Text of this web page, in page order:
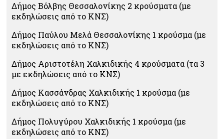
Δήμος Βόλβης Θεσσαλονίκης 2 κρούσματα (με
εκδηλώσεις από το ΚΝΣ)
Δήμος Παύλου Μελά Θεσσαλονίκης 1 κρούσμα (με
εκδηλώσεις από το ΚΝΣ)
Δήμος Αριστοτέλη Χαλκιδικής 4 κρούσματα (τα 3
με εκδηλώσεις από το ΚΝΣ)
Δήμος Κασσάνδρας Χαλκιδικής 1 κρούσμα (με
εκδηλώσεις από το ΚΝΣ)
Δήμος Πολυγύρου Χαλκιδικής 1 κρούσμα (με
εκδηλώσεις από το ΚΝΣ)